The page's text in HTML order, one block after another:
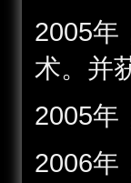
2005年
术。并
2005年
2006年